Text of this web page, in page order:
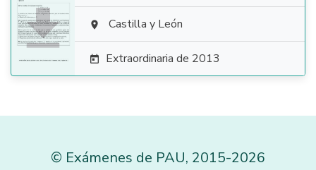
  Castilla y León
 Extraordinaria de 2013
© Exámenes de PAU, 2015-2026